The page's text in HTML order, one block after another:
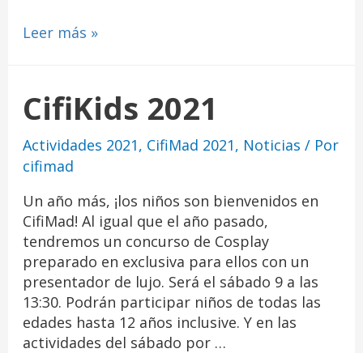
Leer más »
CifiKids 2021
Actividades 2021, CifiMad 2021, Noticias / Por
cifimad
Un año más, ¡los niños son bienvenidos en
CifiMad! Al igual que el año pasado,
tendremos un concurso de Cosplay
preparado en exclusiva para ellos con un
presentador de lujo. Será el sábado 9 a las
13:30. Podrán participar niños de todas las
edades hasta 12 años inclusive. Y en las
actividades del sábado por …